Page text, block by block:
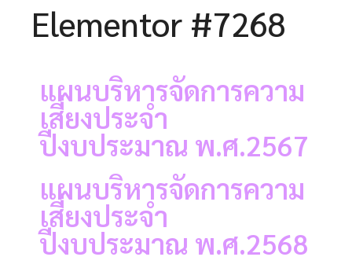
Elementor #7268
แผนบริหารจัดการความ
เสี่ยงประจำ
ปีงบประมาณ พ.ศ.2567
แผนบริหารจัดการความ
เสี่ยงประจำ
ปีงบประมาณ พ.ศ.2568